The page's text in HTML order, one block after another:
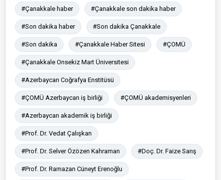
#Çanakkale haber #Çanakkale son dakika haber
#Son dakika haber #Son dakika Çanakkale
#Son dakika #Çanakkale Haber Sitesi #ÇOMÜ
#Çanakkale Onsekiz Mart Üniversitesi
#Azerbaycan Coğrafya Enstitüsü
#ÇOMÜ Azerbaycan iş birliği #ÇOMÜ akademisyenleri
#Azerbaycan akademik iş birliği
#Prof. Dr. Vedat Çalışkan
#Prof. Dr. Selver Özözen Kahraman #Doç. Dr. Faize Sarış
#Prof. Dr. Ramazan Cüneyt Erenoğlu